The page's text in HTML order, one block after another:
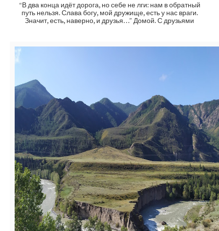
“В два конца идёт дорога, но себе не лги: нам в обратный
путь нельзя. Слава богу, мой дружище, есть у нас враги.
Значит, есть, наверно, и друзья…” Домой. С друзьями